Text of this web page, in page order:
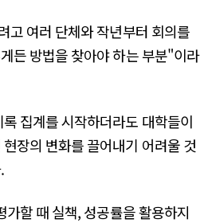
고 여러 단체와 작년부터 회의를
든 방법을 찾아야 하는 부분"이라
집계를 시작하더라도 대학들이
장의 변화를 끌어내기 어려울 것
가할 때 실책, 성공률을 활용하지